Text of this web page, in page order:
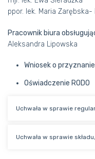
ppor. lek. Maria Zarębska-
Pracownik biura
Aleksandra Lipowska
Wniosek o
Oświadczenie RODO
Uchwała w sprawie
Uchwała w sprawie